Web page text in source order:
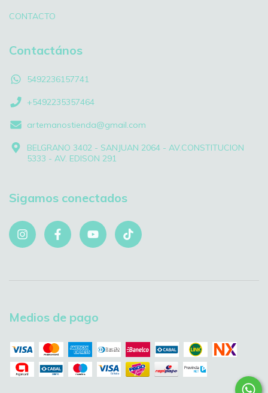
CONTACTO
Contactános
5492236157741
+5492235357464
artemanostienda@gmail.com
BELGRANO 3402 - SANJUAN 2064 - AV.CONSTITUCION
5333 - AV. EDISON 291
Sigamos conectados
Medios de pago